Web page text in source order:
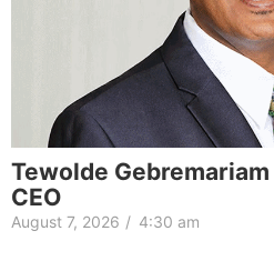
Tewolde
CEO
August 7, 2026 / 4:30 am